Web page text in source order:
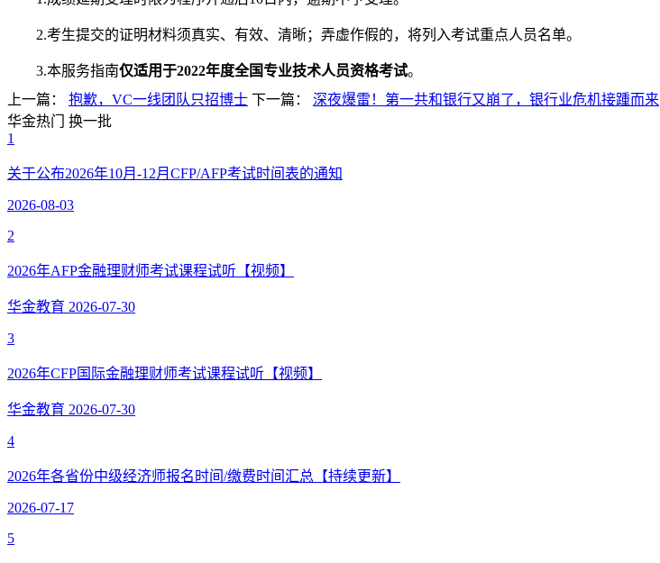
2.考生提交的证明材料须真实、有效、清晰；弄虚作假的，将列入考试重点人员名单。
3.本服务指南仅适用于2022年度全国专业技术人员资格考试。
上一篇： 抱歉，VC一线团队只招博士 下一篇： 深夜爆雷！第一共和银行又崩了，银行业危机接踵而来
华金热门
换一批
1
关于公布2026年10月-12月CFP/AFP考试时间表的通知
2026-08-03
2
2026年AFP金融理财师考试课程试听【视频】
华金教育 2026-07-30
3
2026年CFP国际金融理财师考试课程试听【视频】
华金教育 2026-07-30
4
2026年各省份中级经济师报名时间/缴费时间汇总【持续更新】
2026-07-17
5